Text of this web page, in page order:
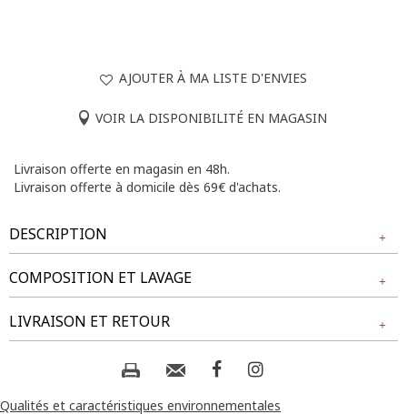
AJOUTER À MA LISTE D'ENVIES
VOIR LA DISPONIBILITÉ EN MAGASIN
Livraison offerte en magasin en 48h.
Livraison offerte à domicile dès 69€ d'achats.
DESCRIPTION
Longueur : 70cm.
COMPOSITION ET LAVAGE
Tissu principal : 95% POLYESTER, 5% ELASTHANE
Composition et lavage :
LIVRAISON ET RETOUR
NOS MODES DE LIVRAISON
Livraison Magasin :
Qualités et caractéristiques environnementales